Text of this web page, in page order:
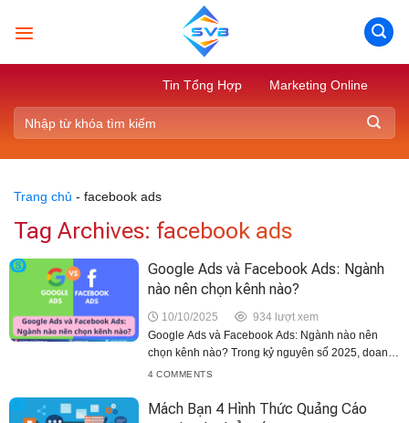
Tin Tổng Hợp Marketing Online
Trang chủ - facebook ads
Tag Archives: facebook ads
Google Ads và Facebook Ads: Ngành
nào nên chọn kênh nào?
10/10/2025
934 lượt xem
Google Ads và Facebook Ads: Ngành nào nên
chọn kênh nào? Trong kỷ nguyên số 2025, doanh
nghiệp nào cũng cần quảng cáo online để tiếp cận
4 COMMENTS
Mách Bạn 4 Hình Thức Quảng Cáo